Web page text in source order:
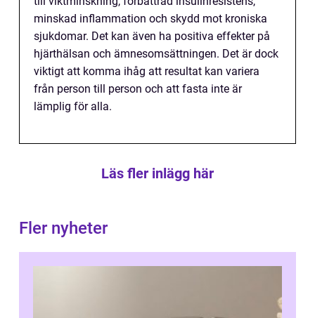
minskad inflammation och skydd mot kroniska
sjukdomar. Det kan även ha positiva effekter på
hjärthälsan och ämnesomsättningen. Det är dock
viktigt att komma ihåg att resultat kan variera
från person till person och att fasta inte är
lämplig för alla.
Läs fler inlägg här
Fler nyheter